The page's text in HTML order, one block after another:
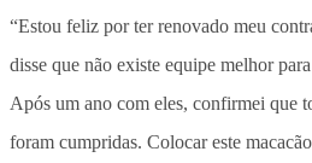
“Estou feliz por ter renovado meu
disse que não existe equipe melhor
Após um ano com eles, confirmei que
foram cumpridas. Colocar este